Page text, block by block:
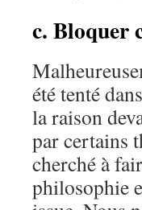
c. Bloquer
été tenté
la raison
par certains
cherché à
philosophie